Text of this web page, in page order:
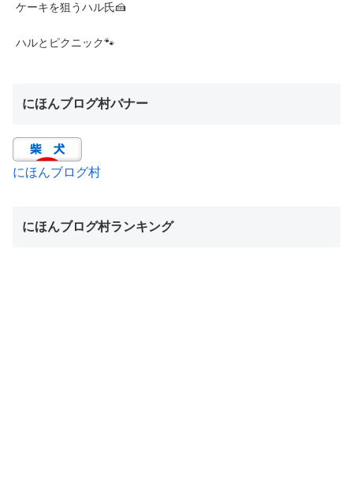
ケーキを狙うハル氏🍰
ハルとピクニック🐾
にほんブログ村バナー
にほんブログ村
にほんブログ村ランキング